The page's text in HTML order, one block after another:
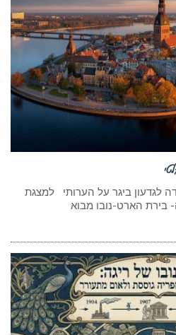
חסקין; 01-08-26 תודה לגדעון ביגר על הערותי למצגת
בירת הארט-נובו מבוא